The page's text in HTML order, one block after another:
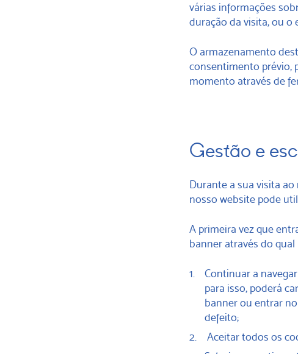
várias informações
duração da visita, ou o
O armazenamento
consentimento prévio,
momento através de
Gestão e
Durante a sua visita
nosso website pode
A primeira vez que
banner através do qual
Continuar a
para isso, poderá
banner ou entrar
defeito;
Aceitar todos os